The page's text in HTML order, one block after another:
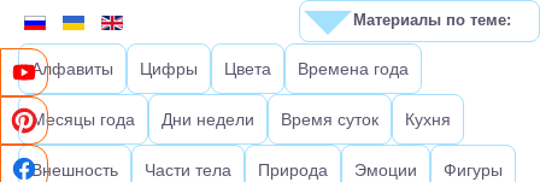
Алфавиты Цифры Цвета Времена года
Месяцы года Дни недели Время суток Кухня
Внешность Части тела Природа Эмоции Фигуры
Материалы по теме: